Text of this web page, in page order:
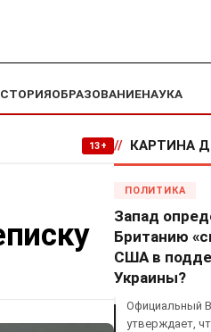
ОБРАЗОВАНИЕНАУКА
13+ // КАРТИНА
ПОЛИТИКА
Запад
Британию
США в
Украины?
Официальный
утверждает,